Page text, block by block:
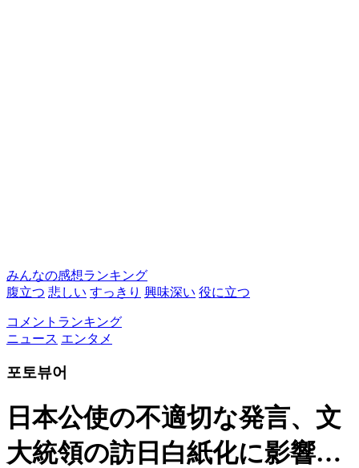
みんなの感想ランキング
腹立つ 悲しい すっきり 興味深い 役に立つ
コメントランキング
ニュース エンタメ
포토뷰어
日本公使の不適切な発言、文
大統領の訪日白紙化に影響…